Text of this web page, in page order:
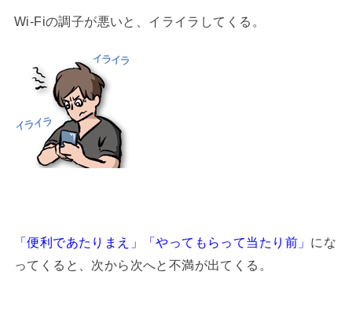
Wi-Fiの調子が悪いと、イライラしてくる。
「便利であたりまえ」「やってもらって当たり前」 にな
ってくると、次から次へと不満が出てくる。